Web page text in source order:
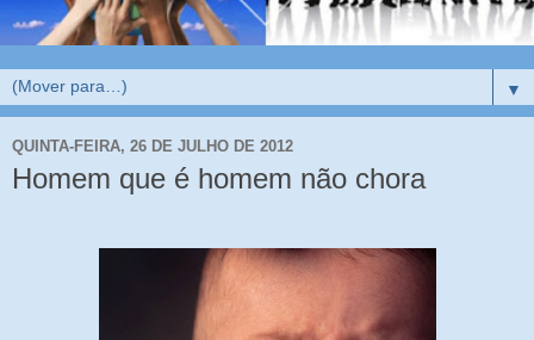
▼
QUINTA-FEIRA, 26 DE JULHO DE 2012
Homem que é homem não chora